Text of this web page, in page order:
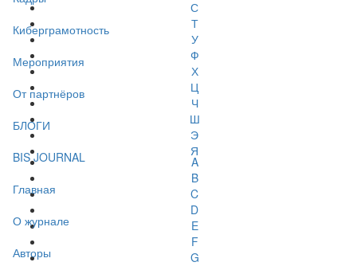
Киберграмотность
Мероприятия
От партнёров
БЛОГИ
BIS JOURNAL
Главная
О журнале
Авторы
С
Т
У
Ф
Х
Ц
Ч
Ш
Э
Я
A
B
C
D
E
F
G